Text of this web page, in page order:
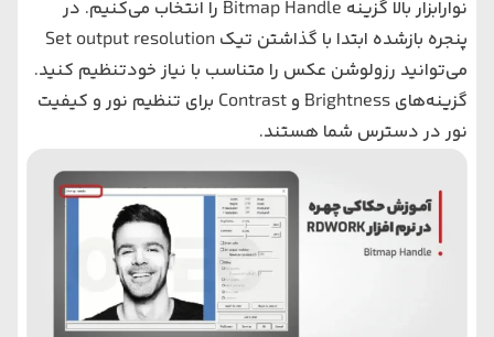
نوارابزار بالا گزینه Bitmap Handle را انتخاب می‌کنیم. در
پنجره بازشده ابتدا با گذاشتن تیک Set output resolution
می‌توانید رزولوشن عکس را متناسب با نیاز خودتنظیم کنید.
گزینه‌های Brightness و Contrast برای تنظیم نور و کیفیت
نور در دسترس شما هستند.